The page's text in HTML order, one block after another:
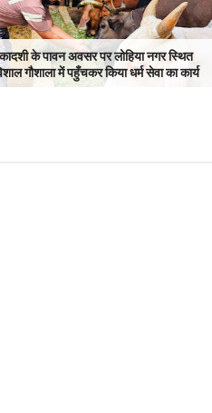
के पावन अवसर पर लोहिया नगर स्थित
गौशाला में पहुँचकर किया धर्म सेवा का कार्य